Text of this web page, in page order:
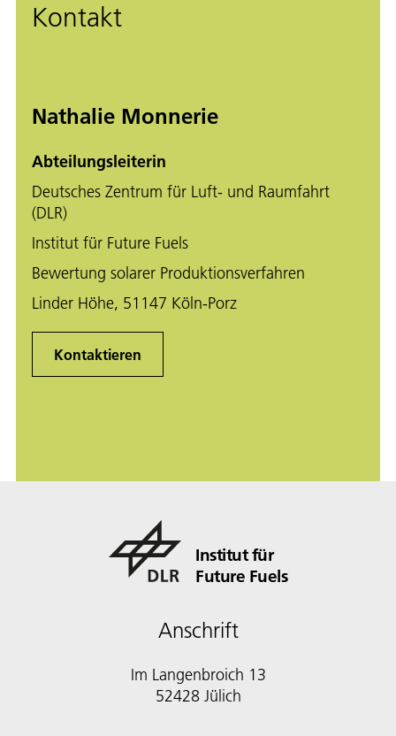
Kontakt
Nathalie Monnerie
Abteilungsleiterin
Deutsches Zentrum für Luft- und Raumfahrt
(DLR)
Institut für Future Fuels
Bewertung solarer Produktionsverfahren
Linder Höhe, 51147 Köln-Porz
Kontaktieren
Institut für
Future Fuels
Anschrift
Im Langenbroich 13
52428 Jülich